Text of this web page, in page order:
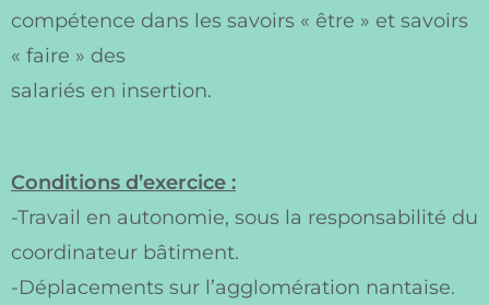
compétence dans les savoirs « être » et savoirs
« faire » des
salariés en insertion.
Conditions d’exercice :
-Travail en autonomie, sous la responsabilité du
coordinateur bâtiment.
-Déplacements sur l’agglomération nantaise.